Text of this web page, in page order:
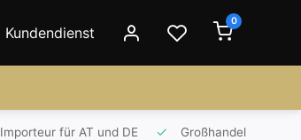
Kundendienst
0
Importeur für AT und DE Großhandel